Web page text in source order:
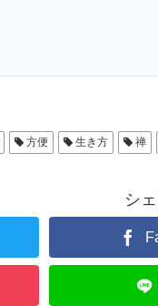
方便 生き方 禅
シ